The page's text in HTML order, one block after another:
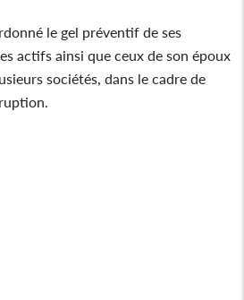
le gel préventif de ses
actifs ainsi que ceux de son époux
sociétés, dans le cadre de